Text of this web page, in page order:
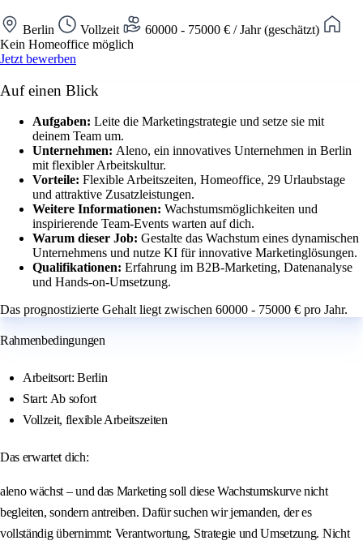
Berlin Vollzeit
60000 - 75000 € / Jahr (geschätzt)
Kein Homeoffice möglich
Jetzt bewerben
Auf einen Blick
Aufgaben: Leite die Marketingstrategie und setze sie mit
deinem Team um.
Unternehmen: Aleno, ein innovatives Unternehmen in Berlin
mit flexibler Arbeitskultur.
Vorteile: Flexible Arbeitszeiten, Homeoffice, 29 Urlaubstage
und attraktive Zusatzleistungen.
Weitere Informationen: Wachstumsmöglichkeiten und
inspirierende Team-Events warten auf dich.
Warum dieser Job: Gestalte das Wachstum eines dynamischen
Unternehmens und nutze KI für innovative Marketinglösungen.
Qualifikationen: Erfahrung im B2B-Marketing, Datenanalyse
und Hands-on-Umsetzung.
Das prognostizierte Gehalt liegt zwischen 60000 - 75000 € pro Jahr.
Rahmenbedingungen
Arbeitsort: Berlin
Start: Ab sofort
Vollzeit, flexible Arbeitszeiten
Das erwartet dich:
aleno wächst – und das Marketing soll diese Wachstumskurve nicht
begleiten, sondern antreiben. Dafür suchen wir jemanden, der es
vollständig übernimmt: Verantwortung, Strategie und Umsetzung. Nicht